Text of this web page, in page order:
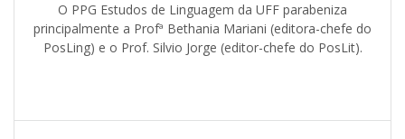
O PPG Estudos de Linguagem da UFF parabeniza
principalmente a Profª Bethania Mariani (editora-chefe do
PosLing) e o Prof. Silvio Jorge (editor-chefe do PosLit).